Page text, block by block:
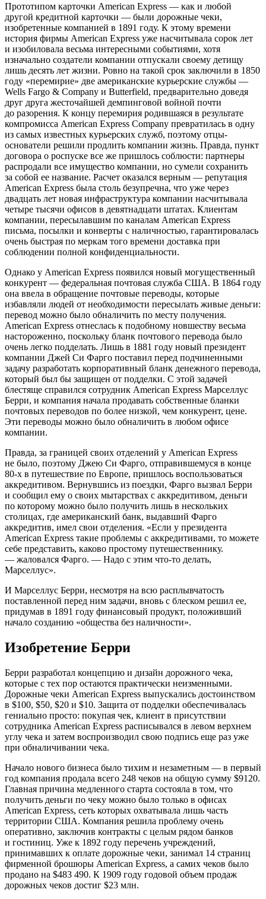
Прототипом карточки American Express — как и любой
другой кредитной карточки — были дорожные чеки,
изобретенные компанией в 1891 году. К этому времени
история фирмы American Express уже насчитывала сорок лет
и изобиловала весьма интересными событиями, хотя
изначально создатели компании отпускали своему детищу
лишь десять лет жизни. Ровно на такой срок заключили в 1850
году «перемирие» две американские курьерские службы —
Wells Fargo & Company и Butterfield, предварительно доведя
друг друга жесточайшей демпинговой войной почти
до разорения. К концу перемирия родившаяся в результате
компромисса American Express Company превратилась в одну
из самых известных курьерских служб, поэтому отцы-
основатели решили продлить компании жизнь. Правда, пункт
договора о роспуске все же пришлось соблюсти: партнеры
распродали все имущество компании, но сумели сохранить
за собой ее название. Расчет оказался верным — репутация
American Express была столь безупречна, что уже через
двадцать лет новая инфраструктура компании насчитывала
четыре тысячи офисов в девятнадцати штатах. Клиентам
компании, пересылавшим по каналам American Express
письма, посылки и конверты с наличностью, гарантировалась
очень быстрая по меркам того времени доставка при
соблюдении полной конфиденциальности.
Однако у American Express появился новый могущественный
конкурент — федеральная почтовая служба США. В 1864 году
она ввела в обращение почтовые переводы, которые
избавляли людей от необходимости пересылать живые деньги:
перевод можно было обналичить по месту получения.
American Express отнеслась к подобному новшеству весьма
настороженно, поскольку бланк почтового перевода было
очень легко подделать. Лишь в 1881 году новый президент
компании Джей Си Фарго поставил перед подчиненными
задачу разработать корпоративный бланк денежного перевода,
который был бы защищен от подделки. С этой задачей
блестяще справился сотрудник American Express Марселлус
Берри, и компания начала продавать собственные бланки
почтовых переводов по более низкой, чем конкурент, цене.
Эти переводы можно было обналичить в любом офисе
компании.
Правда, за границей своих отделений у American Express
не было, поэтому Джею Си Фарго, отправившемуся в конце
80-х в путешествие по Европе, пришлось воспользоваться
аккредитивом. Вернувшись из поездки, Фарго вызвал Берри
и сообщил ему о своих мытарствах с аккредитивом, деньги
по которому можно было получить лишь в нескольких
столицах, где американский банк, выдавший Фарго
аккредитив, имел свои отделения. «Если у президента
American Express такие проблемы с аккредитивами, то можете
себе представить, каково простому путешественнику.
— жаловался Фарго. — Надо с этим что-то делать,
Марселлус».
И Марселлус Берри, несмотря на всю расплывчатость
поставленной перед ним задачи, вновь с блеском решил ее,
придумав в 1891 году финансовый продукт, положивший
начало созданию «общества без наличности».
Изобретение Берри
Берри разработал концепцию и дизайн дорожного чека,
которые с тех пор остаются практически неизменными.
Дорожные чеки American Express выпускались достоинством
в $100, $50, $20 и $10. Защита от подделки обеспечивалась
гениально просто: покупая чек, клиент в присутствии
сотрудника American Express расписывался в левом верхнем
углу чека и затем воспроизводил свою подпись еще раз уже
при обналичивании чека.
Начало нового бизнеса было тихим и незаметным — в первый
год компания продала всего 248 чеков на общую сумму $9120.
Главная причина медленного старта состояла в том, что
получить деньги по чеку можно было только в офисах
American Express, сеть которых охватывала лишь часть
территории США. Компания решила проблему очень
оперативно, заключив контракты с целым рядом банков
и гостиниц. Уже к 1892 году перечень учреждений,
принимавших к оплате дорожные чеки, занимал 14 страниц
фирменной брошюры American Express, а самих чеков было
продано на $483 490. К 1909 году годовой объем продаж
дорожных чеков достиг $23 млн.